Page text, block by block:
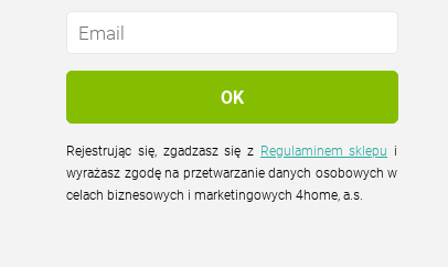
Rejestrując się, zgadzasz się z Regulaminem sklepu
wyrażasz zgodę na przetwarzanie danych osobowych w
celach biznesowych i marketingowych 4home, a.s.